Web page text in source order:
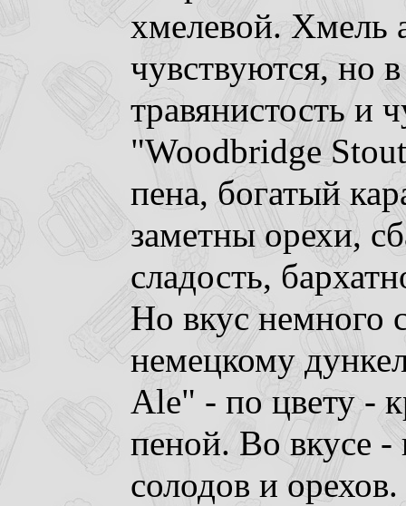
хмелевой. Хмель
чувствуются, но
травянистость и
"Woodbridge
пена, богатый
заметны орехи,
сладость,
Но вкус немного
немецкому
Ale" - по цвету -
пеной. Во вкусе
солодов и